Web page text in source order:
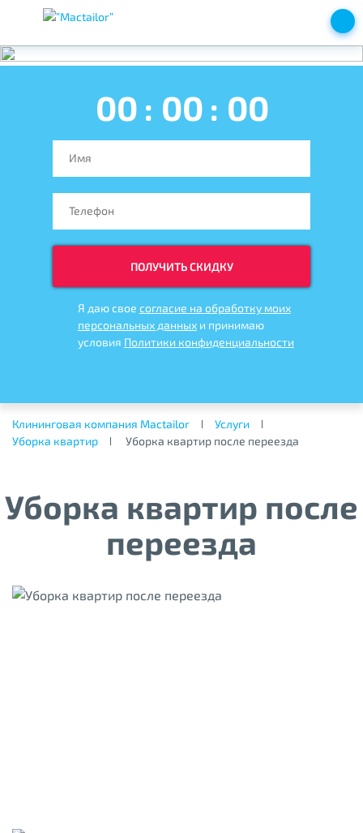
00 : 00 : 00
ПОЛУЧИТЬ СКИДКУ
Я даю свое согласие на обработку моих
персональных данныхи принимаю
условия Политики конфиденциальности
Клининговая компания Mactailor
Услуги
Уборка квартир
Уборка квартир после переезда
Уборка квартир после
переезда